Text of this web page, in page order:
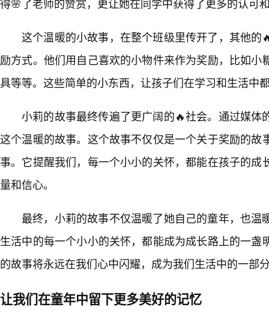
得🌸了老师的赞赏，更让她在同学中获得了更多的认可
这个温暖的小故事，在整个班级里传开了，其他的
励方式。他们用自己喜欢的小物件来作为奖励，比如小
具等等。这些简单的小东西，让孩子们在学习和生活中
小莉的故事最终传遍了更广阔的🔥社会。通过媒体
这个温暖的故事。这个故事不仅仅是一个关于奖励的故
事。它提醒我们，每一个小小的关怀，都能在孩子的成
量和信心。
最终，小莉的故事不仅温暖了她自己的童年，也温
生活中的每一个小小的关怀，都能成为成长路上的一盏
的故事将永远在我们心中闪耀，成为我们生活中的一部
让我们在童年中留下更多美好的记忆